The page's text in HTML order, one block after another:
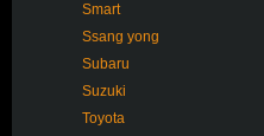
Smart
Ssang yong
Subaru
Suzuki
Toyota